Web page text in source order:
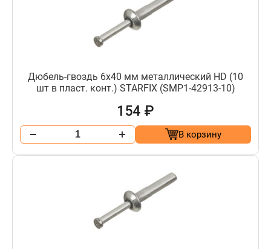
Дюбель-гвоздь 6х40 мм металлический HD (10
шт в пласт. конт.) STARFIX (SMP1-42913-10)
154 ₽
В корзину